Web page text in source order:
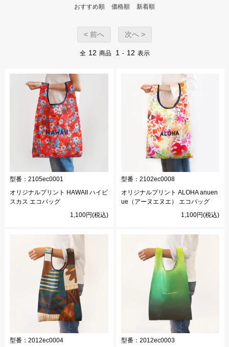
おすすめ順 価格順 新着順
< 前へ 次へ >
全 12 商品 1 - 12 表示
型番： 2105ec0001
オリジナルプリント HAWAII ハイビ
スカス エコバッグ
1,100円(税込)
型番： 2102ec0008
オリジナルプリント ALOHA anuen
ue（アーヌエヌエ） エコバッグ
1,100円(税込)
型番： 2012ec0004
型番： 2012ec0003